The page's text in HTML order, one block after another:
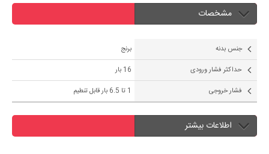
مشخصات
جنس بدنه
برنج
حداکثر فشار ورودی
16 بار
فشار خروجی
1 تا 6.5 بار قابل تنطیم
اطلاعات بیشتر